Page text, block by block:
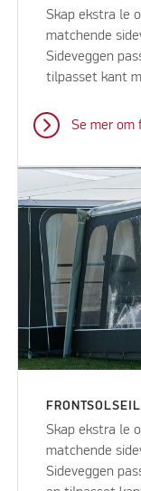
Skap ekstra le
matchende
Sideveggen
tilpasset kant
Se mer om
Skap ekstra le
matchende
Sideveggen